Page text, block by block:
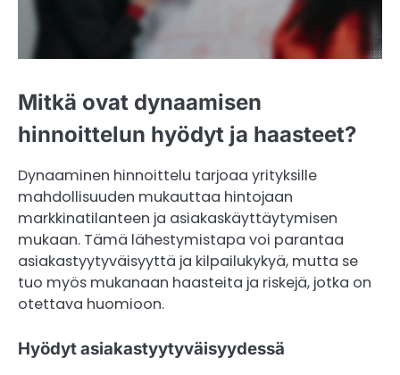
Mitkä ovat dynaamisen
hinnoittelun hyödyt ja haasteet?
Dynaaminen hinnoittelu tarjoaa yrityksille
mahdollisuuden mukauttaa hintojaan
markkinatilanteen ja asiakaskäyttäytymisen
mukaan. Tämä lähestymistapa voi parantaa
asiakastyytyväisyyttä ja kilpailukykyä, mutta se
tuo myös mukanaan haasteita ja riskejä, jotka on
otettava huomioon.
Hyödyt asiakastyytyväisyydessä